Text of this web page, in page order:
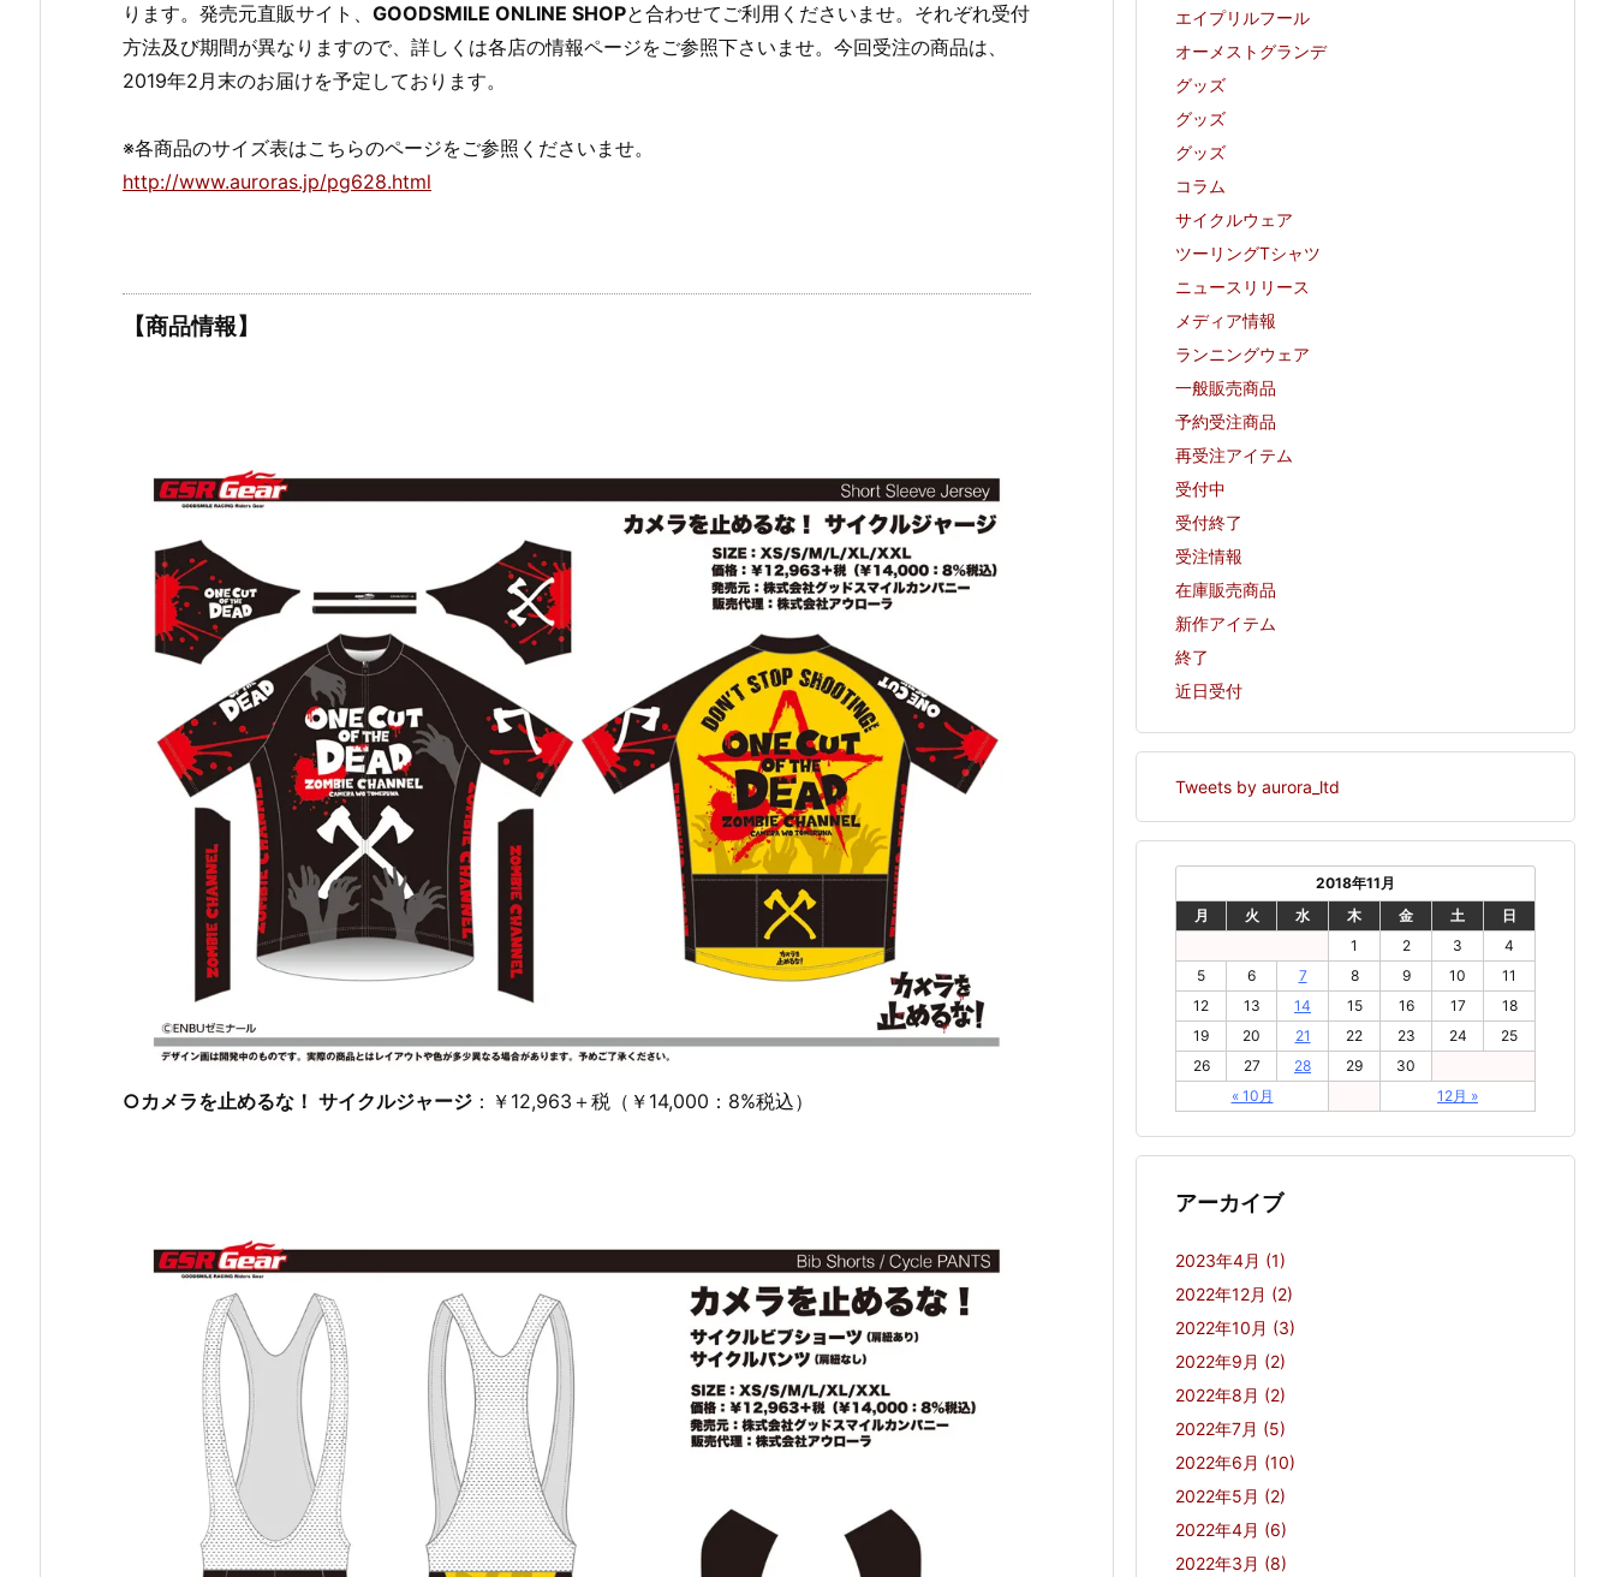
ります。発売元直販サイト、 GOODSMILE ONLINE SHOPと合わせてご利用くださいませ。それぞれ受付
方法及び期間が異なりますので、詳しくは各店の情報ページをご参照下さいませ。今回受注の商品は、
2019年2月末のお届けを予定しております。
※各商品のサイズ表はこちらのページをご参照くださいませ。
http://www.auroras.jp/pg628.html
【商品情報】
○カメラを止めるな！ サイクルジャージ ：￥12,963＋税（￥14,000：8%税込）
エイプリルフール
オーメストグランデ
グッズ
グッズ
グッズ
コラム
サイクルウェア
ツーリングTシャツ
ニュースリリース
メディア情報
ランニングウェア
一般販売商品
予約受注商品
再受注アイテム
受付中
受付終了
受注情報
在庫販売商品
新作アイテム
終了
近日受付
Tweets by aurora_ltd
2018年11月
月
火 水 木 金 土 日
« 10月 12月 »
1 2 3
4
5
6 7 8 9 10
11
12
13 14 15 16 17
18
19
20 21 22 23 24
25
26
27 28 29 30
アーカイブ
2023年4月 (1)
2022年12月 (2)
2022年10月 (3)
2022年9月 (2)
2022年8月 (2)
2022年7月 (5)
2022年6月 (10)
2022年5月 (2)
2022年4月 (6)
2022年3月 (8)